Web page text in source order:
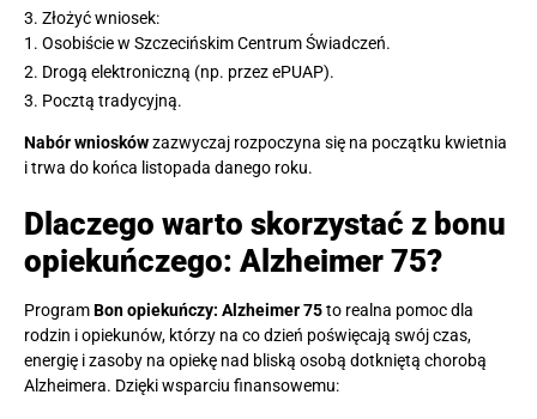
Złożyć wniosek:
Osobiście w Szczecińskim Centrum Świadczeń.
Drogą elektroniczną (np. przez ePUAP).
Pocztą tradycyjną.
Nabór wnioskówzazwyczaj rozpoczyna się na początku kwietnia
i trwa do końca listopada danego roku.
Dlaczego warto skorzystać z bonu
opiekuńczego: Alzheimer 75?
ProgramBon opiekuńczy: Alzheimer 75to realna pomoc dla
rodzin i opiekunów, którzy na co dzień poświęcają swój czas,
energię i zasoby na opiekę nad bliską osobą dotkniętą chorobą
Alzheimera. Dzięki wsparciu finansowemu: